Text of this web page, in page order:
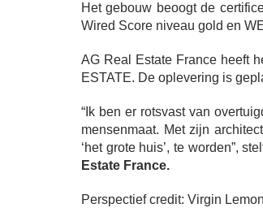
Het gebouw beoogt de
Wired Score niveau gold en
AG Real Estate France heeft
ESTATE. De oplevering is
“Ik ben er rotsvast van
mensenmaat. Met zijn
‘het grote huis’, te worden”,
Estate France.
Perspectief credit: Virgin Lemon